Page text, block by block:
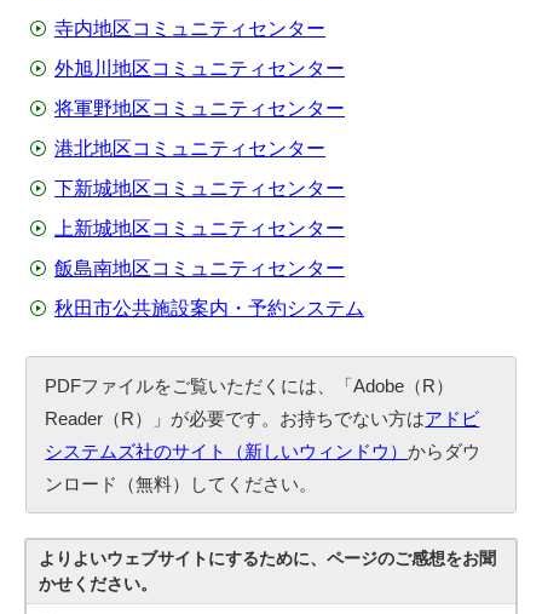
寺内地区コミュニティセンター
外旭川地区コミュニティセンター
将軍野地区コミュニティセンター
港北地区コミュニティセンター
下新城地区コミュニティセンター
上新城地区コミュニティセンター
飯島南地区コミュニティセンター
秋田市公共施設案内・予約システム
PDFファイルをご覧いただくには、「Adobe（R）
Reader（R）」が必要です。お持ちでない方はアドビ
システムズ社のサイト（新しいウィンドウ）からダウ
ンロード（無料）してください。
よりよいウェブサイトにするために、ページのご感想をお聞
かせください。